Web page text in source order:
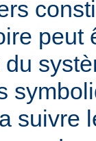
peut
suivre